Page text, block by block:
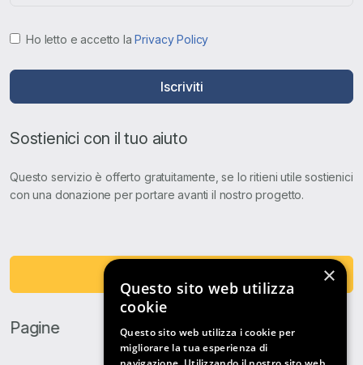
Ho letto e accetto laPrivacy Policy
Iscriviti
Sostienici con il tuo aiuto
Questo servizio è offerto gratuitamente, se lo ritieni utile sostienici
con una donazione per portare avanti il nostro progetto.
Pagine
×
Questo sito web utilizza
cookie
Questo sito web utilizza i cookie per
migliorare la tua esperienza di